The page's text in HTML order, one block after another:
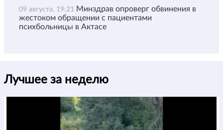
09 августа, 19:21 Минздрав опроверг обвинения в
жестоком обращении с пациентами
психбольницы в Актасе
Лучшее за неделю